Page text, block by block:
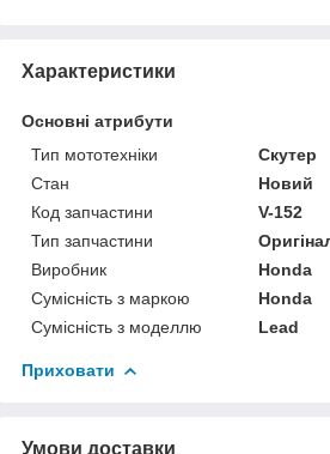
Характеристики
Основні атрибути
Тип мототехніки
Скутер
Стан
Новий
Код запчастини
V-152
Тип запчастини
Виробник
Honda
Сумісність з маркою
Honda
Сумісність з моделлю
Lead
Приховати
Умови доставки